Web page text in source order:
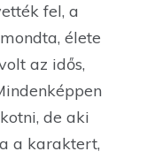
fel, a
élete
az idős,
de aki
a karaktert,